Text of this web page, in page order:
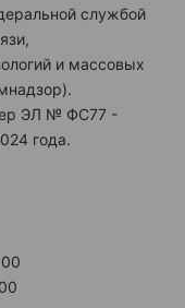
службой
и массовых
ЭЛ № ФС77 -
года.